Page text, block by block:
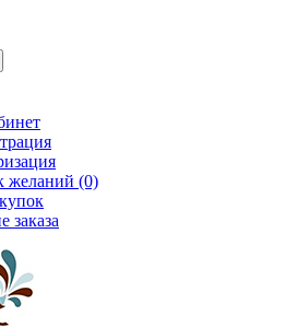
желаний (0)
заказа